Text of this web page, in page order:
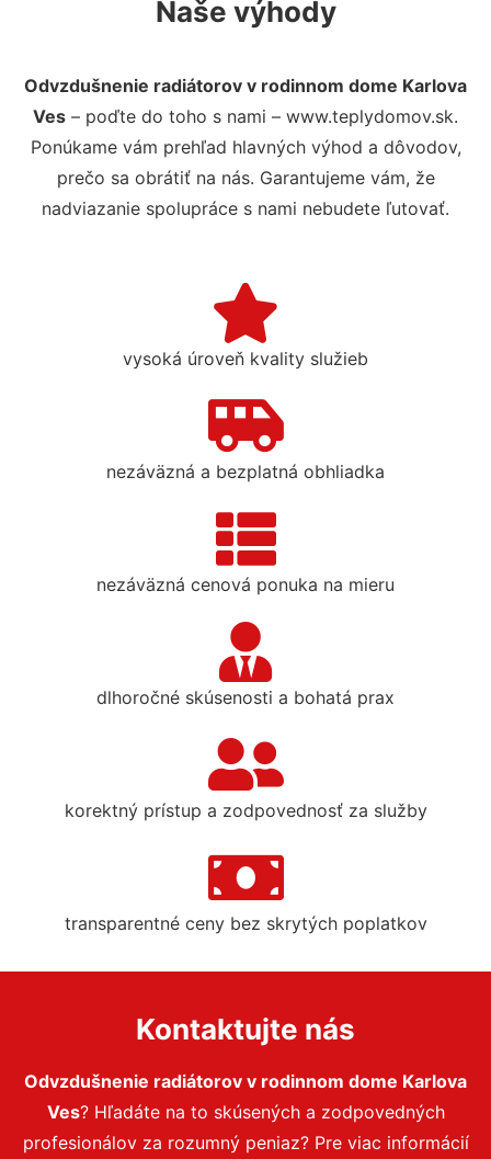
Naše výhody
Odvzdušnenie radiátorov v rodinnom dome Karlova
Ves – poďte do toho s nami – www.teplydomov.sk.
Ponúkame vám prehľad hlavných výhod a dôvodov,
prečo sa obrátiť na nás. Garantujeme vám, že
nadviazanie spolupráce s nami nebudete ľutovať.
vysoká úroveň kvality služieb
nezáväzná a bezplatná obhliadka
nezáväzná cenová ponuka na mieru
dlhoročné skúsenosti a bohatá prax
korektný prístup a zodpovednosť za služby
transparentné ceny bez skrytých poplatkov
Kontaktujte nás
Odvzdušnenie radiátorov v rodinnom dome Karlova
Ves? Hľadáte na to skúsených a zodpovedných
profesionálov za rozumný peniaz? Pre viac informácií